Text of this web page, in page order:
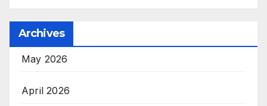
Archives
May 2026
April 2026